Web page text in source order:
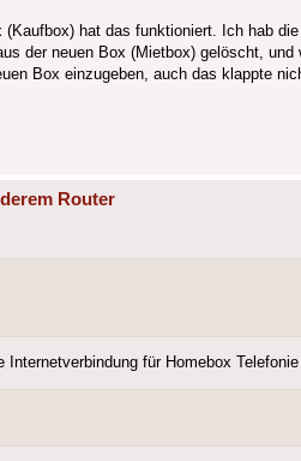
hat das funktioniert. Ich hab
der neuen Box (Mietbox) gelöscht,
Box einzugeben, auch das klappte
Router
für Homebox